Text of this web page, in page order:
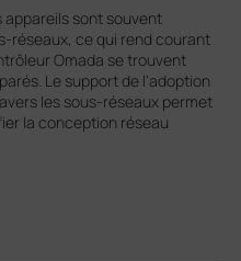
appareils sont souvent
réseaux, ce qui rend courant
Omada se trouvent
Le support de l'adoption
les sous-réseaux permet
la conception réseau